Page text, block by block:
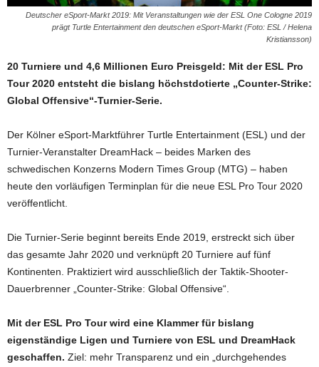
Deutscher eSport-Markt 2019: Mit Veranstaltungen wie der ESL One Cologne 2019
prägt Turtle Entertainment den deutschen eSport-Markt (Foto: ESL / Helena
Kristiansson)
20 Turniere und 4,6 Millionen Euro Preisgeld: Mit der ESL Pro
Tour 2020 entsteht die bislang höchstdotierte „Counter-Strike:
Global Offensive“-Turnier-Serie.
Der Kölner eSport-Marktführer Turtle Entertainment (ESL) und der
Turnier-Veranstalter DreamHack – beides Marken des
schwedischen Konzerns Modern Times Group (MTG) – haben
heute den vorläufigen Terminplan für die neue ESL Pro Tour 2020
veröffentlicht.
Die Turnier-Serie beginnt bereits Ende 2019, erstreckt sich über
das gesamte Jahr 2020 und verknüpft 20 Turniere auf fünf
Kontinenten. Praktiziert wird ausschließlich der Taktik-Shooter-
Dauerbrenner „Counter-Strike: Global Offensive“.
Mit der ESL Pro Tour wird eine Klammer für bislang
eigenständige Ligen und Turniere von ESL und DreamHack
geschaffen. Ziel: mehr Transparenz und ein „durchgehendes